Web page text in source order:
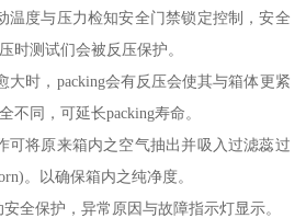
温度与压力检知安全门禁锁定控制，安全
时测试们会被反压保护。
大时，packing会有反压会使其与箱体更紧
不同，可延长packing寿命。
可将原来箱内之空气抽出并吸入过滤蕊过
。以确保箱内之纯净度。
全保护，异常原因与故障指示灯显示。